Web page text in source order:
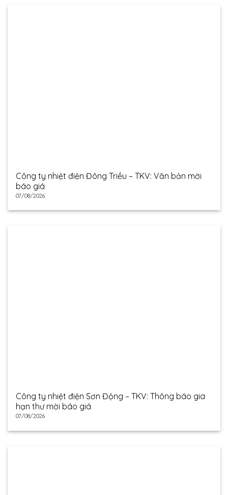
Công ty nhiệt điện Đông Triều – TKV: Văn bản mời
báo giá
07/08/2026
Công ty nhiệt điện Sơn Động – TKV: Thông báo gia
hạn thư mời báo giá
07/08/2026